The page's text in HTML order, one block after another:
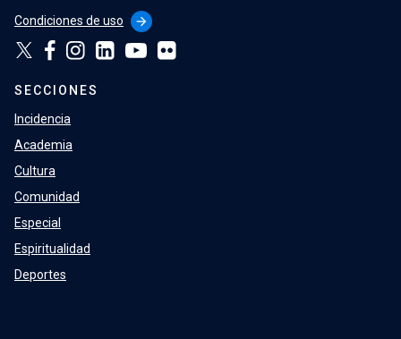
Condiciones de uso
arrow_forward
SECCIONES
Incidencia
Academia
Cultura
Comunidad
Especial
Espiritualidad
Deportes